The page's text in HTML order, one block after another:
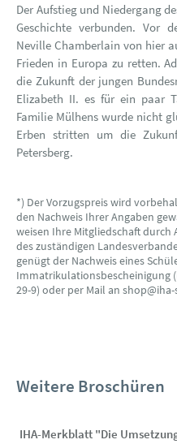
Der Aufstieg und Niedergang
Geschichte verbunden. Vor
Neville Chamberlain von hier
Frieden in Europa zu retten.
die Zukunft der jungen
Elizabeth II. es für ein paar
Familie Mülhens wurde nicht
Erben stritten um die
Petersberg.
*) Der Vorzugspreis wird
den Nachweis Ihrer Angaben
weisen Ihre Mitgliedschaft
des zuständigen
genügt der Nachweis eines
Immatrikulationsbescheinigung
29-9) oder per Mail an
Weitere Broschüren
IHA-Merkblatt "Die